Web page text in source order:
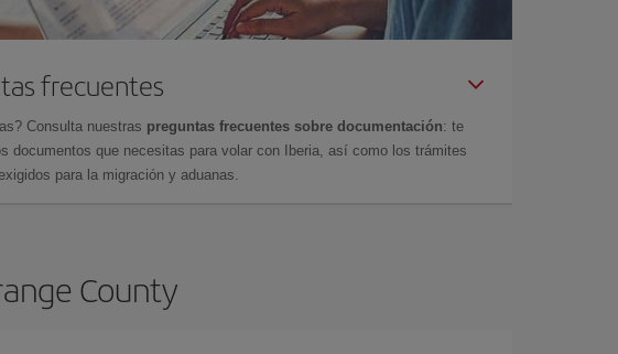
frecuentes
Consulta nuestras preguntas frecuentes sobre documentación: te
documentos que necesitas para volar con Iberia, así como los trámites
para la migración y aduanas.
County